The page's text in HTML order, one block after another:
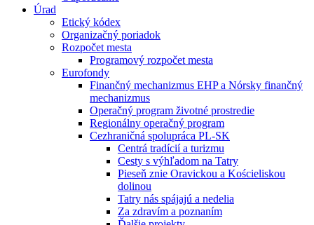
Úrad
Etický kódex
Organizačný poriadok
Rozpočet mesta
Programový rozpočet mesta
Eurofondy
Finančný mechanizmus EHP a Nórsky finančný
mechanizmus
Operačný program životné prostredie
Regionálny operačný program
Cezhraničná spolupráca PL-SK
Centrá tradícií a turizmu
Cesty s výhľadom na Tatry
Pieseň znie Oravickou a Kościeliskou
dolinou
Tatry nás spájajú a nedelia
Za zdravím a poznaním